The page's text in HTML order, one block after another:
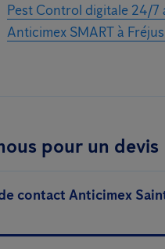
Pest Control digitale 24/7
Anticimex SMART à Fréjus
pour un devis
contact Anticimex